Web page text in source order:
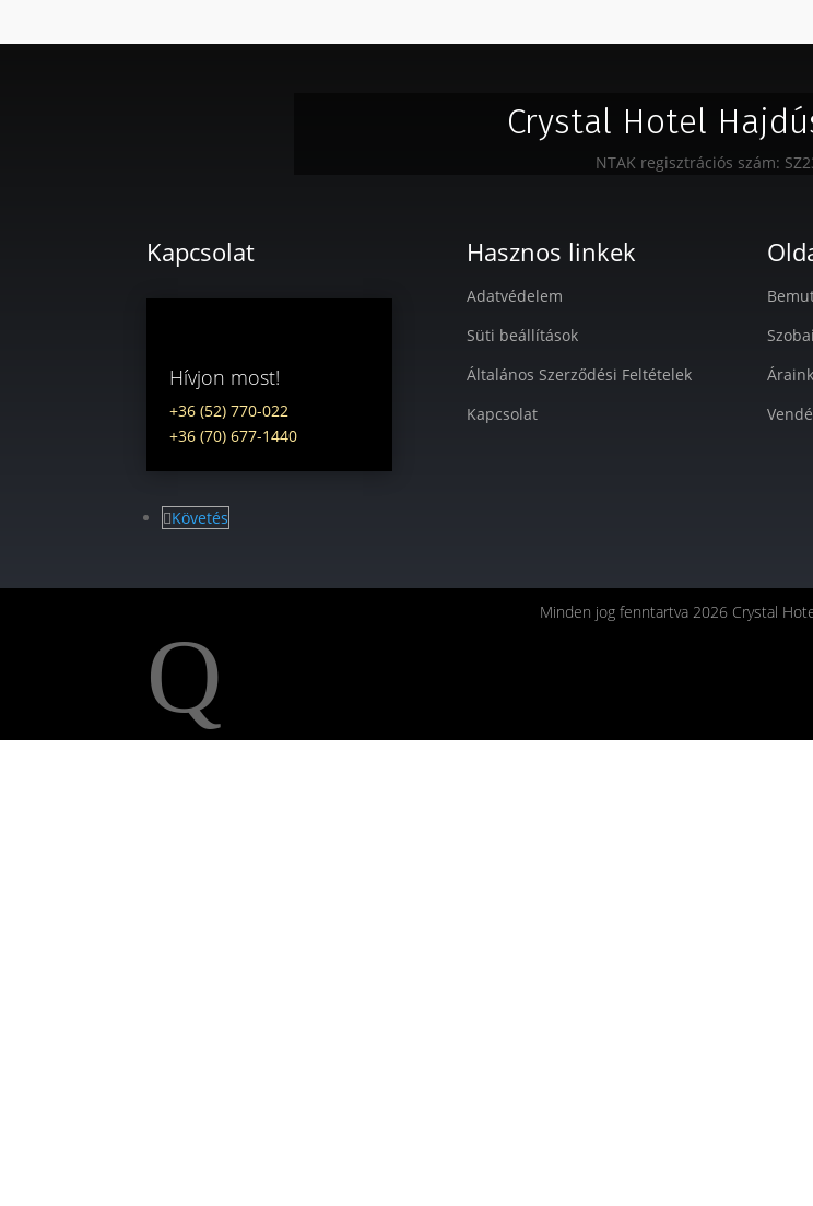
Crystal Hotel
NTAK regisztrációs szám:
Kapcsolat
Hívjon most!
+36 (52) 770-022
+36 (70) 677-1440
Követés
Hasznos linkek
Adatvédelem
Süti beállítások
Általános Szerződési Feltételek
Kapcsolat
Áraink
Minden jog fenntartva 2026 Crystal
Q